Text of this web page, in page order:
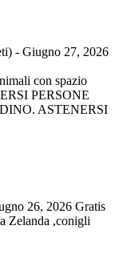
- Giugno 27, 2026
con spazio
PERSONE
ASTENERSI
26, 2026 Gratis
Zelanda ,conigli